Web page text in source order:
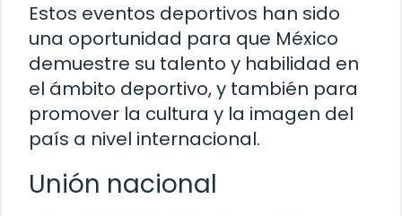
Estos eventos deportivos han sido
una oportunidad para que México
demuestre su talento y habilidad en
el ámbito deportivo, y también para
promover la cultura y la imagen del
país a nivel internacional.
Unión nacional